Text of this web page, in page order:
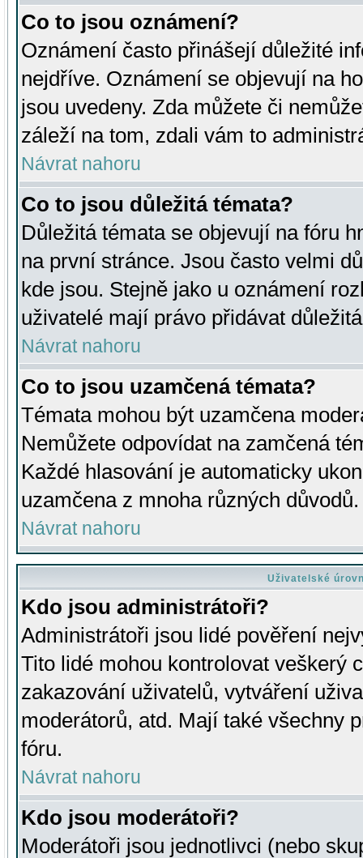
Co to jsou oznámení?
Oznámení často přinášejí důležité
nejdříve. Oznámení se objevují na
jsou uvedeny. Zda můžete či
záleží na tom, zdali vám to
Návrat nahoru
Co to jsou důležitá témata?
Důležitá témata se objevují na fóru
na první stránce. Jsou často velmi
kde jsou. Stejně jako u oznámení
uživatelé mají právo přidávat
Návrat nahoru
Co to jsou uzamčená témata?
Témata mohou být uzamčena
Nemůžete odpovídat na zamčená
Každé hlasování je automaticky
uzamčena z mnoha různých důvodů.
Návrat nahoru
Uživatelské
Kdo jsou administrátoři?
Administrátoři jsou lidé pověření
Tito lidé mohou kontrolovat veškerý
zakazování uživatelů, vytváření
moderátorů, atd. Mají také všechny
fóru.
Návrat nahoru
Kdo jsou moderátoři?
Moderátoři jsou jednotlivci (nebo